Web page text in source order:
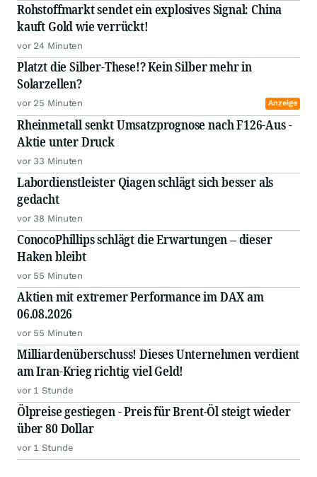
Rohstoffmarkt sendet ein explosives Signal: China
kauft Gold wie verrückt!
vor 24 Minuten
Platzt die Silber-These!? Kein Silber mehr in
Solarzellen?
vor 25 Minuten Anzeige
Rheinmetall senkt Umsatzprognose nach F126-Aus -
Aktie unter Druck
vor 33 Minuten
Labordienstleister Qiagen schlägt sich besser als
gedacht
vor 38 Minuten
ConocoPhillips schlägt die Erwartungen – dieser
Haken bleibt
vor 55 Minuten
Aktien mit extremer Performance im DAX am
06.08.2026
vor 55 Minuten
Milliardenüberschuss! Dieses Unternehmen verdient
am Iran-Krieg richtig viel Geld!
vor 1 Stunde
Ölpreise gestiegen - Preis für Brent-Öl steigt wieder
über 80 Dollar
vor 1 Stunde